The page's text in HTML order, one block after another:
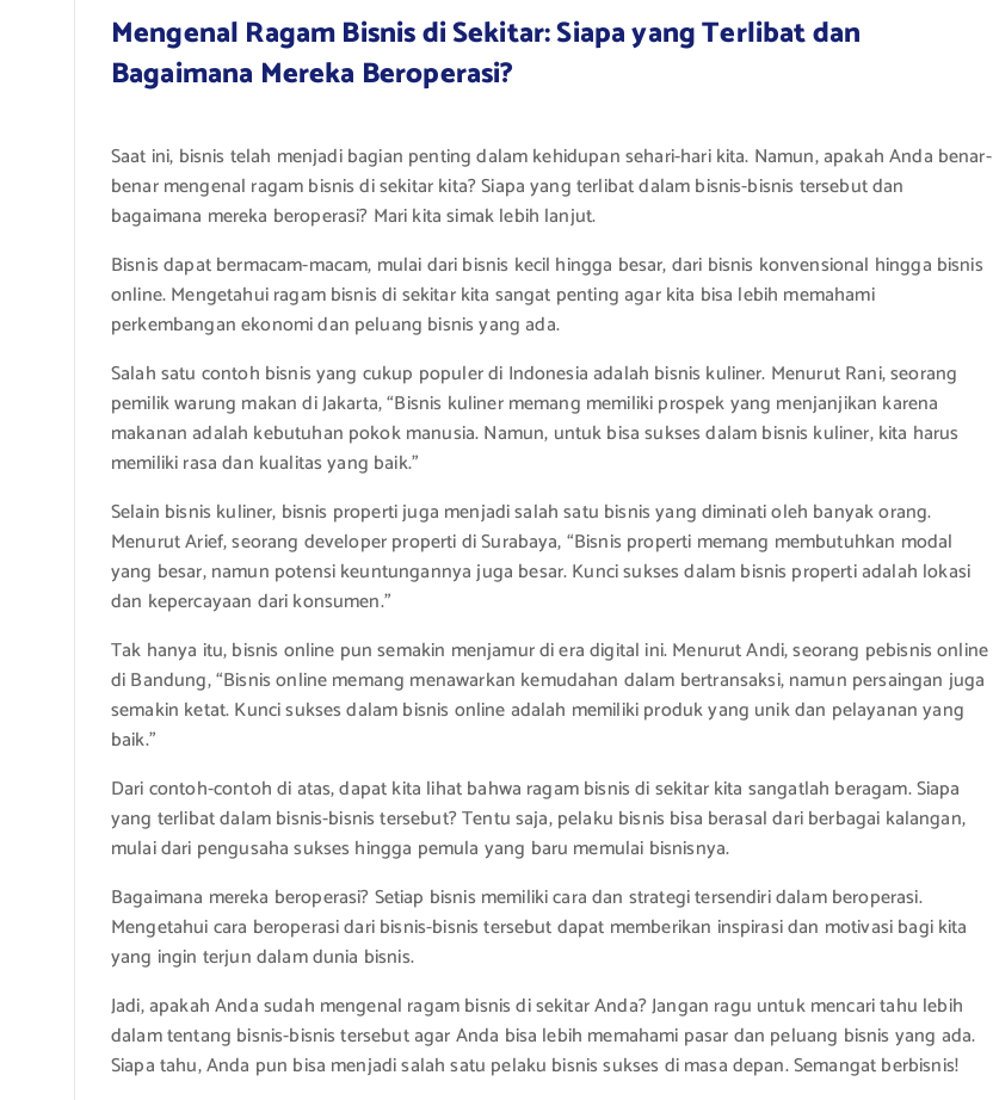
Mengenal Ragam Bisnis di Sekitar: Siapa yang Terlibat dan
Bagaimana Mereka Beroperasi?
Saat ini, bisnis telah menjadi bagian penting dalam kehidupan sehari-hari kita. Namun, apakah Anda benar-
benar mengenal ragam bisnis di sekitar kita? Siapa yang terlibat dalam bisnis-bisnis tersebut dan
bagaimana mereka beroperasi? Mari kita simak lebih lanjut.
Bisnis dapat bermacam-macam, mulai dari bisnis kecil hingga besar, dari bisnis konvensional hingga bisnis
online. Mengetahui ragam bisnis di sekitar kita sangat penting agar kita bisa lebih memahami
perkembangan ekonomi dan peluang bisnis yang ada.
Salah satu contoh bisnis yang cukup populer di Indonesia adalah bisnis kuliner. Menurut Rani, seorang
pemilik warung makan di Jakarta, “Bisnis kuliner memang memiliki prospek yang menjanjikan karena
makanan adalah kebutuhan pokok manusia. Namun, untuk bisa sukses dalam bisnis kuliner, kita harus
memiliki rasa dan kualitas yang baik.”
Selain bisnis kuliner, bisnis properti juga menjadi salah satu bisnis yang diminati oleh banyak orang.
Menurut Arief, seorang developer properti di Surabaya, “Bisnis properti memang membutuhkan modal
yang besar, namun potensi keuntungannya juga besar. Kunci sukses dalam bisnis properti adalah lokasi
dan kepercayaan dari konsumen.”
Tak hanya itu, bisnis online pun semakin menjamur di era digital ini. Menurut Andi, seorang pebisnis online
di Bandung, “Bisnis online memang menawarkan kemudahan dalam bertransaksi, namun persaingan juga
semakin ketat. Kunci sukses dalam bisnis online adalah memiliki produk yang unik dan pelayanan yang
baik.”
Dari contoh-contoh di atas, dapat kita lihat bahwa ragam bisnis di sekitar kita sangatlah beragam. Siapa
yang terlibat dalam bisnis-bisnis tersebut? Tentu saja, pelaku bisnis bisa berasal dari berbagai kalangan,
mulai dari pengusaha sukses hingga pemula yang baru memulai bisnisnya.
Bagaimana mereka beroperasi? Setiap bisnis memiliki cara dan strategi tersendiri dalam beroperasi.
Mengetahui cara beroperasi dari bisnis-bisnis tersebut dapat memberikan inspirasi dan motivasi bagi kita
yang ingin terjun dalam dunia bisnis.
Jadi, apakah Anda sudah mengenal ragam bisnis di sekitar Anda? Jangan ragu untuk mencari tahu lebih
dalam tentang bisnis-bisnis tersebut agar Anda bisa lebih memahami pasar dan peluang bisnis yang ada.
Siapa tahu, Anda pun bisa menjadi salah satu pelaku bisnis sukses di masa depan. Semangat berbisnis!